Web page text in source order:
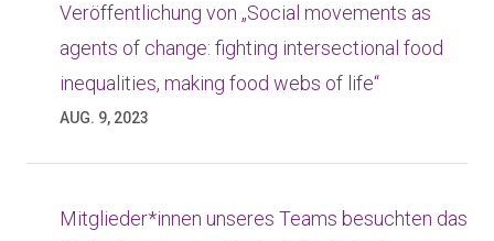
Veröffentlichung von „Social movements as
agents of change: fighting intersectional food
inequalities, making food webs of life“
AUG. 9, 2023
Mitglieder*innen unseres Teams besuchten das